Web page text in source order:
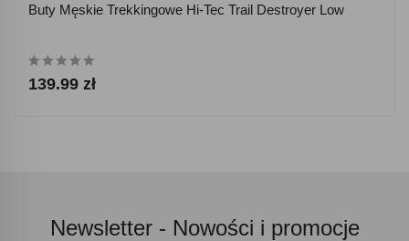
Buty Męskie Trekkingowe Hi-Tec Trail Destroyer Low
139.99 zł
Newsletter - Nowości i promocje